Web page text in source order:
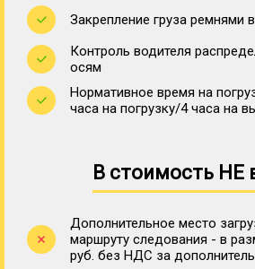
Закрепление груза ремнями
Контроль водителя
осям
Нормативное время на
часа на погрузку/4 часа на
В стоимость НЕ
Дополнительное место
маршруту следования - в
руб. без НДС за